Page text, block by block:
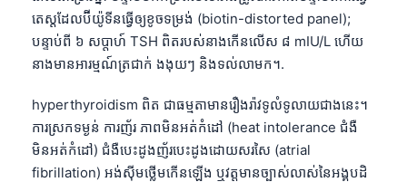
តេស្តដែលប៊ីយ៉ូទីនធ្វើឲ្យខូចទម្រង់ (biotin-distorted panel);
បន្ទាប់ពី ៦ សប្តាហ៍ TSH ពិតរបស់នាងកើនលើស ៨ mIU/L ហើយ
នាងមានអារម្មណ៍ត្រជាក់ ងងុយៗ និងទល់លាមក។.
hyperthyroidism ពិត ជាធម្មតាមានរឿងរ៉ាវទូលំទូលាយជាងនេះ។
ការស្រកទម្ងន់ ការញ័រ ភាពមិនអត់កំដៅ (heat intolerance ជំងឺ
មិនអត់កំដៅ) ជំងឺបេះដូងញ័របេះដូងដោយសរសៃ (atrial
fibrillation) អង់ស៊ីមថ្លើមកើនឡើង ឬវត្តមានច្បាស់លាស់នៃអង្គបដិ